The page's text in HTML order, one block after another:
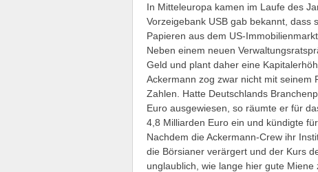
In Mitteleuropa kamen im Laufe des
Vorzeigebank USB gab bekannt, dass
Papieren aus dem US-
Neben einem neuen
Geld und plant daher eine
Ackermann zog zwar nicht mit seinem
Zahlen. Hatte Deutschlands
Euro ausgewiesen, so räumte er für
4,8 Milliarden Euro ein und kündigte
Nachdem die Ackermann-Crew ihr
die Börsianer verärgert und der Kurs
unglaublich, wie lange hier gute